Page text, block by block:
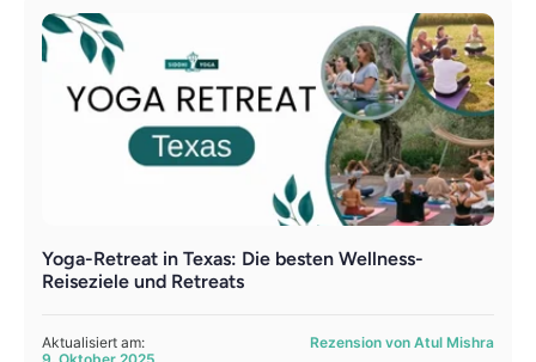
Yoga-Retreat in Texas: Die besten Wellness-
Reiseziele und Retreats
Aktualisiert am:
Rezension von Atul Mishra